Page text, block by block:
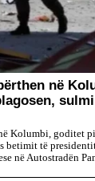
në
Kolumbi, goditet
betimit të
në Autostradën